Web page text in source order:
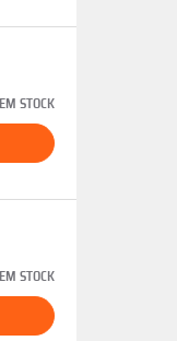
EM STOCK
EM STOCK